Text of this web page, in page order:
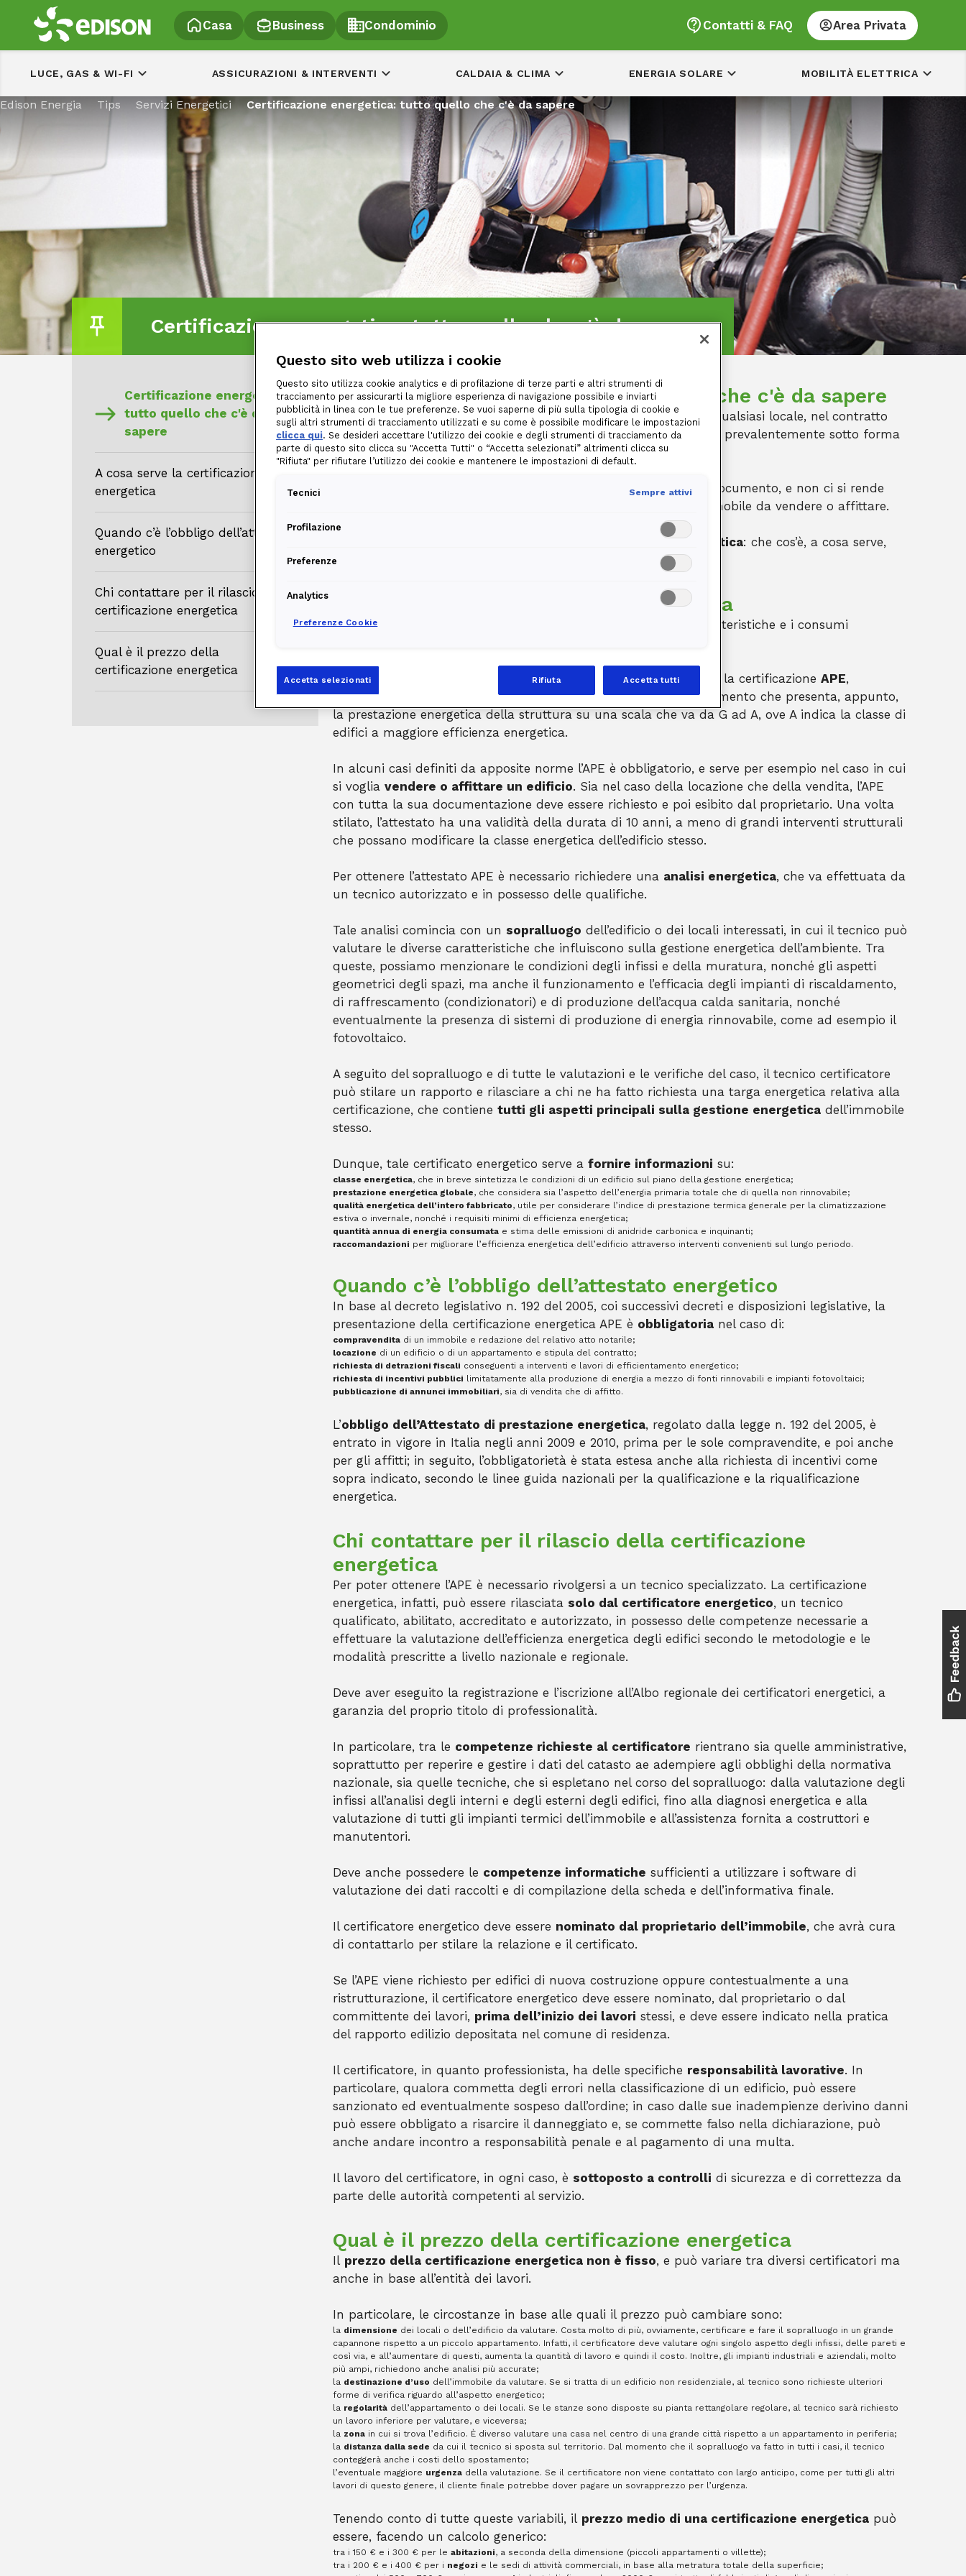
Casa Business Condominio Contatti & FAQ Area Privata
LUCE, GAS & WI-FI ASSICURAZIONI & INTERVENTI CALDAIA & CLIMA ENERGIA SOLARE MOBILITÀ ELETTRICA
Edison Energia Tips Servizi Energetici Certificazione energetica: tutto quello che c'è da sapere
Certificazione energetica: tutto quello che c'è da sapere
Certificazione energetica:
tutto quello che c'è da
sapere
A cosa serve la certificazione
energetica
Quando c’è l’obbligo dell’attestato
energetico
Chi contattare per il rilascio della
certificazione energetica
Qual è il prezzo della
certificazione energetica
Certificazione energetica: tutto quello che c'è da sapere
Quando si vende, si acquista o si affitta un appartamento o un qualsiasi locale, nel contratto
finale andrà inclusa sempre anche lacertificazione energetica
, prevalentemente sotto forma
di APE, come previsto dalla legge.
Il più delle volte, però, non si conosce bene il significato di tale documento, e non ci si rende
conto dell’importanza che può avere nella valutazione di un immobile da vendere o affittare.
tutte le informazioni sulla certificazione energetica: che cos’è, a cosa serve,
quando è obbligatoria e come si può fare.
A cosa serve la certificazione energetica
Lacertificazione energetica
serve a indicare quali sono le caratteristiche e i consumi
Nello specifico, la forma di certificazione energetica più diffusa è la certificazioneAPE,
ossiaAttestato di prestazione energetica. Si tratta di un documento che presenta, appunto,
la prestazione energetica della struttura su una scala che va da G ad A, ove A indica la classe di
edifici a maggiore efficienza energetica.
In alcuni casi definiti da apposite norme l’APE è obbligatorio, e serve per esempio nel caso in cui
si vogliavendere o affittare un edificio. Sia nel caso della locazione che della vendita, l’APE
con tutta la sua documentazione deve essere richiesto e poi esibito dal proprietario. Una volta
stilato, l’attestato ha una validità della durata di 10 anni, a meno di grandi interventi strutturali
che possano modificare la classe energetica dell’edificio stesso.
Per ottenere l’attestato APE è necessario richiedere una analisi energetica, che va effettuata da
un tecnico autorizzato e in possesso delle qualifiche.
Tale analisi comincia con un sopralluogo dell’edificio o dei locali interessati, in cui il tecnico può
valutare le diverse caratteristiche che influiscono sulla gestione energetica dell’ambiente. Tra
queste, possiamo menzionare le condizioni degli infissi e della muratura, nonché gli aspetti
geometrici degli spazi, ma anche il funzionamento e l’efficacia degli impianti di riscaldamento,
di raffrescamento (condizionatori) e di produzione dell’acqua calda sanitaria, nonché
eventualmente la presenza di sistemi di produzione di energia rinnovabile, come ad esempio il
fotovoltaico.
A seguito del sopralluogo e di tutte le valutazioni e le verifiche del caso, il tecnico certificatore
può stilare un rapporto e rilasciare a chi ne ha fatto richiesta una targa energetica relativa alla
certificazione, che contienetutti gli aspetti principali sulla gestione energetica dell’immobile
stesso.
Dunque, tale certificato energetico serve afornire informazioni su:
classe energetica, che in breve sintetizza le condizioni di un edificio sul piano della gestione energetica;
prestazione energetica globale, che considera sia l’aspetto dell’energia primaria totale che di quella non rinnovabile;
qualità energetica dell’intero fabbricato, utile per considerare l’indice di prestazione termica generale per la climatizzazione
estiva o invernale, nonché i requisiti minimi di efficienza energetica;
quantità annua di energia consumata e stima delle emissioni di anidride carbonica e inquinanti;
raccomandazioni per migliorare l’efficienza energetica dell’edificio attraverso interventi convenienti sul lungo periodo.
Quando c’è l’obbligo dell’attestato energetico
In base al decreto legislativo n. 192 del 2005, coi successivi decreti e disposizioni legislative, la
presentazione della certificazione energetica APE è obbligatoria nel caso di:
compravendita di un immobile e redazione del relativo atto notarile;
locazione di un edificio o di un appartamento e stipula del contratto;
richiesta di detrazioni fiscali conseguenti a interventi e lavori di efficientamento energetico;
richiesta di incentivi pubblici limitatamente alla produzione di energia a mezzo di fonti rinnovabili e impianti fotovoltaici;
pubblicazione di annunci immobiliari, sia di vendita che di affitto.
L’obbligo dell’Attestato di prestazione energetica, regolato dalla legge n. 192 del 2005, è
entrato in vigore in Italia negli anni 2009 e 2010, prima per le sole compravendite, e poi anche
per gli affitti; in seguito, l’obbligatorietà è stata estesa anche alla richiesta di incentivi come
sopra indicato, secondo le linee guida nazionali per la qualificazione e la riqualificazione
energetica.
Chi contattare per il rilascio della certificazione
energetica
Per poter ottenere l’APE è necessario rivolgersi a un tecnico specializzato. La certificazione
energetica, infatti, può essere rilasciata solo dal certificatore energetico, un tecnico
qualificato, abilitato, accreditato e autorizzato, in possesso delle competenze necessarie a
effettuare la valutazione dell’efficienza energetica degli edifici secondo le metodologie e le
modalità prescritte a livello nazionale e regionale.
Deve aver eseguito la registrazione e l’iscrizione all’Albo regionale dei certificatori energetici, a
garanzia del proprio titolo di professionalità.
In particolare, tra le competenze richieste al certificatore rientrano sia quelle amministrative,
soprattutto per reperire e gestire i dati del catasto ae adempiere agli obblighi della normativa
nazionale, sia quelle tecniche, che si espletano nel corso del sopralluogo: dalla valutazione degli
infissi all’analisi degli interni e degli esterni degli edifici, fino alla diagnosi energetica e alla
valutazione di tutti gli impianti termici dell’immobile e all’assistenza fornita a costruttori e
manutentori.
Deve anche possedere le competenze informatiche sufficienti a utilizzare i software di
valutazione dei dati raccolti e di compilazione della scheda e dell’informativa finale.
Il certificatore energetico deve essere nominato dal proprietario dell’immobile, che avrà cura
di contattarlo per stilare la relazione e il certificato.
Se l’APE viene richiesto per edifici di nuova costruzione oppure contestualmente a una
ristrutturazione, il certificatore energetico deve essere nominato, dal proprietario o dal
committente dei lavori, prima dell’inizio dei lavori stessi, e deve essere indicato nella pratica
del rapporto edilizio depositata nel comune di residenza.
Il certificatore, in quanto professionista, ha delle specifiche responsabilità lavorative. In
particolare, qualora commetta degli errori nella classificazione di un edificio, può essere
sanzionato ed eventualmente sospeso dall’ordine; in caso dalle sue inadempienze derivino danni
può essere obbligato a risarcire il danneggiato e, se commette falso nella dichiarazione, può
anche andare incontro a responsabilità penale e al pagamento di una multa.
Il lavoro del certificatore, in ogni caso, è sottoposto a controlli di sicurezza e di correttezza da
parte delle autorità competenti al servizio.
Qual è il prezzo della certificazione energetica
Il prezzo della certificazione energetica non è fisso, e può variare tra diversi certificatori ma
anche in base all’entità dei lavori.
In particolare, le circostanze in base alle quali il prezzo può cambiare sono:
la dimensione dei locali o dell’edificio da valutare. Costa molto di più, ovviamente, certificare e fare il sopralluogo in un grande
capannone rispetto a un piccolo appartamento. Infatti, il certificatore deve valutare ogni singolo aspetto degli infissi, delle pareti e
così via, e all’aumentare di questi, aumenta la quantità di lavoro e quindi il costo. Inoltre, gli impianti industriali e aziendali, molto
più ampi, richiedono anche analisi più accurate;
la destinazione d’uso dell’immobile da valutare. Se si tratta di un edificio non residenziale, al tecnico sono richieste ulteriori
forme di verifica riguardo all’aspetto energetico;
la regolarità dell’appartamento o dei locali. Se le stanze sono disposte su pianta rettangolare regolare, al tecnico sarà richiesto
un lavoro inferiore per valutare, e viceversa;
la zona in cui si trova l’edificio. È diverso valutare una casa nel centro di una grande città rispetto a un appartamento in periferia;
la distanza dalla sede da cui il tecnico si sposta sul territorio. Dal momento che il sopralluogo va fatto in tutti i casi, il tecnico
conteggerà anche i costi dello spostamento;
l’eventuale maggiore urgenza della valutazione. Se il certificatore non viene contattato con largo anticipo, come per tutti gli altri
lavori di questo genere, il cliente finale potrebbe dover pagare un sovrapprezzo per l’urgenza.
Tenendo conto di tutte queste variabili, il prezzo medio di una certificazione energetica può
essere, facendo un calcolo generico:
tra i 150 € e i 300 € per leabitazioni, a seconda della dimensione (piccoli appartamenti o villette);
tra i 200 € e i 400 € per i negozi e le sedi di attività commerciali, in base alla metratura totale della superficie;
Questo sito web utilizza i cookie
Questo sito utilizza cookie analytics e di profilazione di terze parti e altri strumenti di
tracciamento per assicurarti la migliore esperienza di navigazione possibile e inviarti
pubblicità in linea con le tue preferenze. Se vuoi saperne di più sulla tipologia di cookie e
sugli altri strumenti di tracciamento utilizzati e su come è possibile modificare le impostazioni
clicca qui. Se desideri accettare l'utilizzo dei cookie e degli strumenti di tracciamento da
parte di questo sito clicca su "Accetta Tutti" o “Accetta selezionati” altrimenti clicca su
"Rifiuta" per rifiutare l’utilizzo dei cookie e mantenere le impostazioni di default.
Tecnici Sempre attivi
Profilazione
Preferenze
Analytics
Preferenze Cookie
Accetta selezionati Rifiuta Accetta tutti